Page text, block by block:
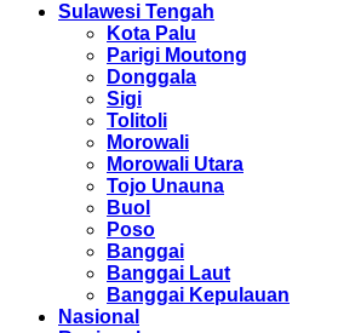
Sulawesi Tengah
Kota Palu
Parigi Moutong
Donggala
Sigi
Tolitoli
Morowali
Morowali Utara
Tojo Unauna
Buol
Poso
Banggai
Banggai Laut
Banggai Kepulauan
Nasional